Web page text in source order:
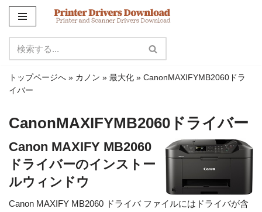
ン
テ
ン
ツ
ス
キ
ッ
プ
トップページへ » カノン » 最大化 » CanonMAXIFYMB2060ドラ
イバー
CanonMAXIFYMB2060ドライバー
Canon MAXIFY MB2060
ドライバーのインストー
ルウィンドウ
Canon MAXIFY MB2060 ドライバ ファイルにはドライバが含